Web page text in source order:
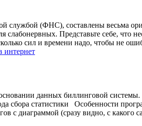
службой (ФНС), составлены весьма
Представьте себе, что
сил и времени надо, чтобы не
интернет
данных биллинговой
сбора статистики Особенности
с диаграммой (сразу видно, с какого